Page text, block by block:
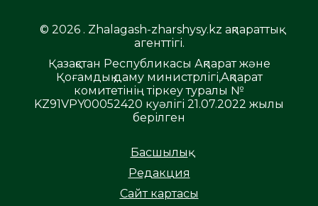
© 2026 . Zhalagash-zharshysy.kz ақпараттық
агенттігі.
Қазақстан Республикасы Ақпарат және
Қоғамдық даму министрлігі,Ақпарат
комитетінің тіркеу туралы №
KZ91VPY00052420 куәлігі 21.07.2022 жылы
берілген
Басшылық
Редакция
Сайт картасы